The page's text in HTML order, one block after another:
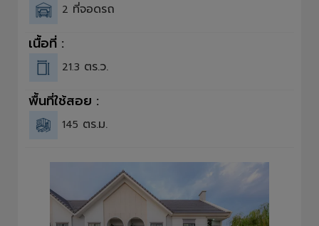
2 ที่จอดรถ
เนื้อที่ :
21.3 ตร.ว.
พื้นที่ใช้สอย :
145 ตร.ม.